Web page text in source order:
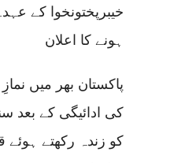
خیبرپختونخوا کے
ہونے کا اعلان
پاکستان بھر میں
کی ادائیگی کے بعد
کو زندہ رکھتے ہوئے